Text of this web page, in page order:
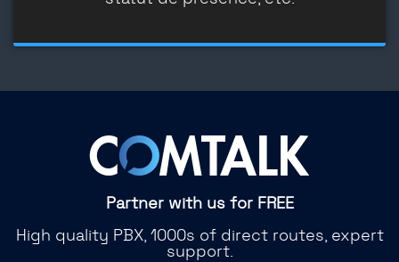
Partner with us for FREE
High quality PBX, 1000s of direct routes, expert
support.